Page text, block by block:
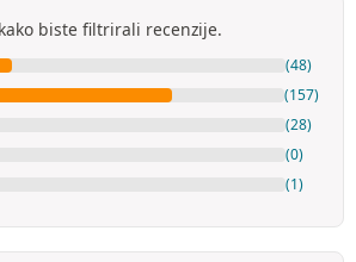
biste filtrirali recenzije.
(48)
(157)
(28)
(0)
(1)